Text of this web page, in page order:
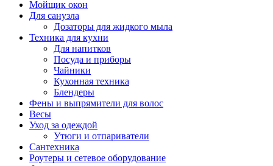
Мойщик окон
Для санузла
Дозаторы для жидкого мыла
Техника для кухни
Для напитков
Посуда и приборы
Чайники
Кухонная техника
Блендеры
Фены и выпрямители для волос
Весы
Уход за одеждой
Утюги и отпариватели
Сантехника
Роутеры и сетевое оборудование